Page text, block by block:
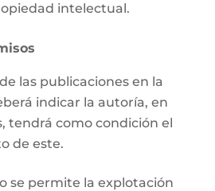
intelectual.
las publicaciones en la
indicar la autoría, en
tendrá como condición el
de este.
se permite la explotación